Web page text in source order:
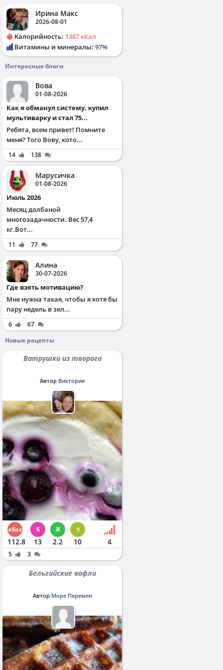
Ирина Макс
2026-08-01
Калорийность: 1387 кКал
Витамины и минералы: 97%
Интересные блоги
Вова
01-08-2026
Как я обманул систему, купил
мультиварку и стал 75...
Ребята, всем привет! Помните
меня? Того Вову, кото...
14 138
Марусичка
01-08-2026
Июль 2026
Месяц долбаной
многозадачности. Вес 57,4
кг.Вот...
11 77
Алина
30-07-2026
Где взять мотивацию?
Мне нужна такая, чтобы я хотя бы
пару недель в зел...
6
67
Новые рецепты
Ватрушки из творога
Автор Виктория
112.8 13 2.2 10 4
5 3
Бельгийские вафли
Автор Море Перемен